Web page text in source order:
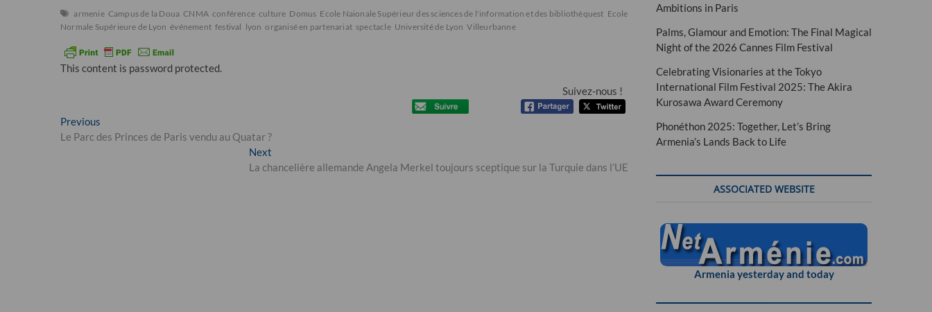
armenie Campus de la Doua CNMA conférence culture Domus Ecole Naionale Supérieur des sciences de l'information et des bibliothèquest Ecole
Normale Supérieure de Lyon événement festival lyon organisé en partenariat spectacle Université de Lyon Villeurbanne
This content is password protected.
Suivez-nous !
Post
navigation
Previous
post:
Le Parc des Princes de Paris vendu au Quatar ?
Next
post:
La chancelière allemande Angela Merkel toujours sceptique sur la Turquie dans l’UE
Ambitions in Paris
Palms, Glamour and Emotion: The Final Magical
Night of the 2026 Cannes Film Festival
Celebrating Visionaries at the Tokyo
International Film Festival 2025: The Akira
Kurosawa Award Ceremony
Phonéthon 2025: Together, Let’s Bring
Armenia’s Lands Back to Life
ASSOCIATED WEBSITE
Armenia yesterday and today